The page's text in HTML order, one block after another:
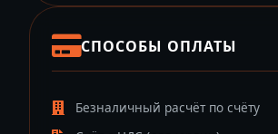
СПОСОБЫ ОПЛАТЫ
Безналичный расчёт по счёту